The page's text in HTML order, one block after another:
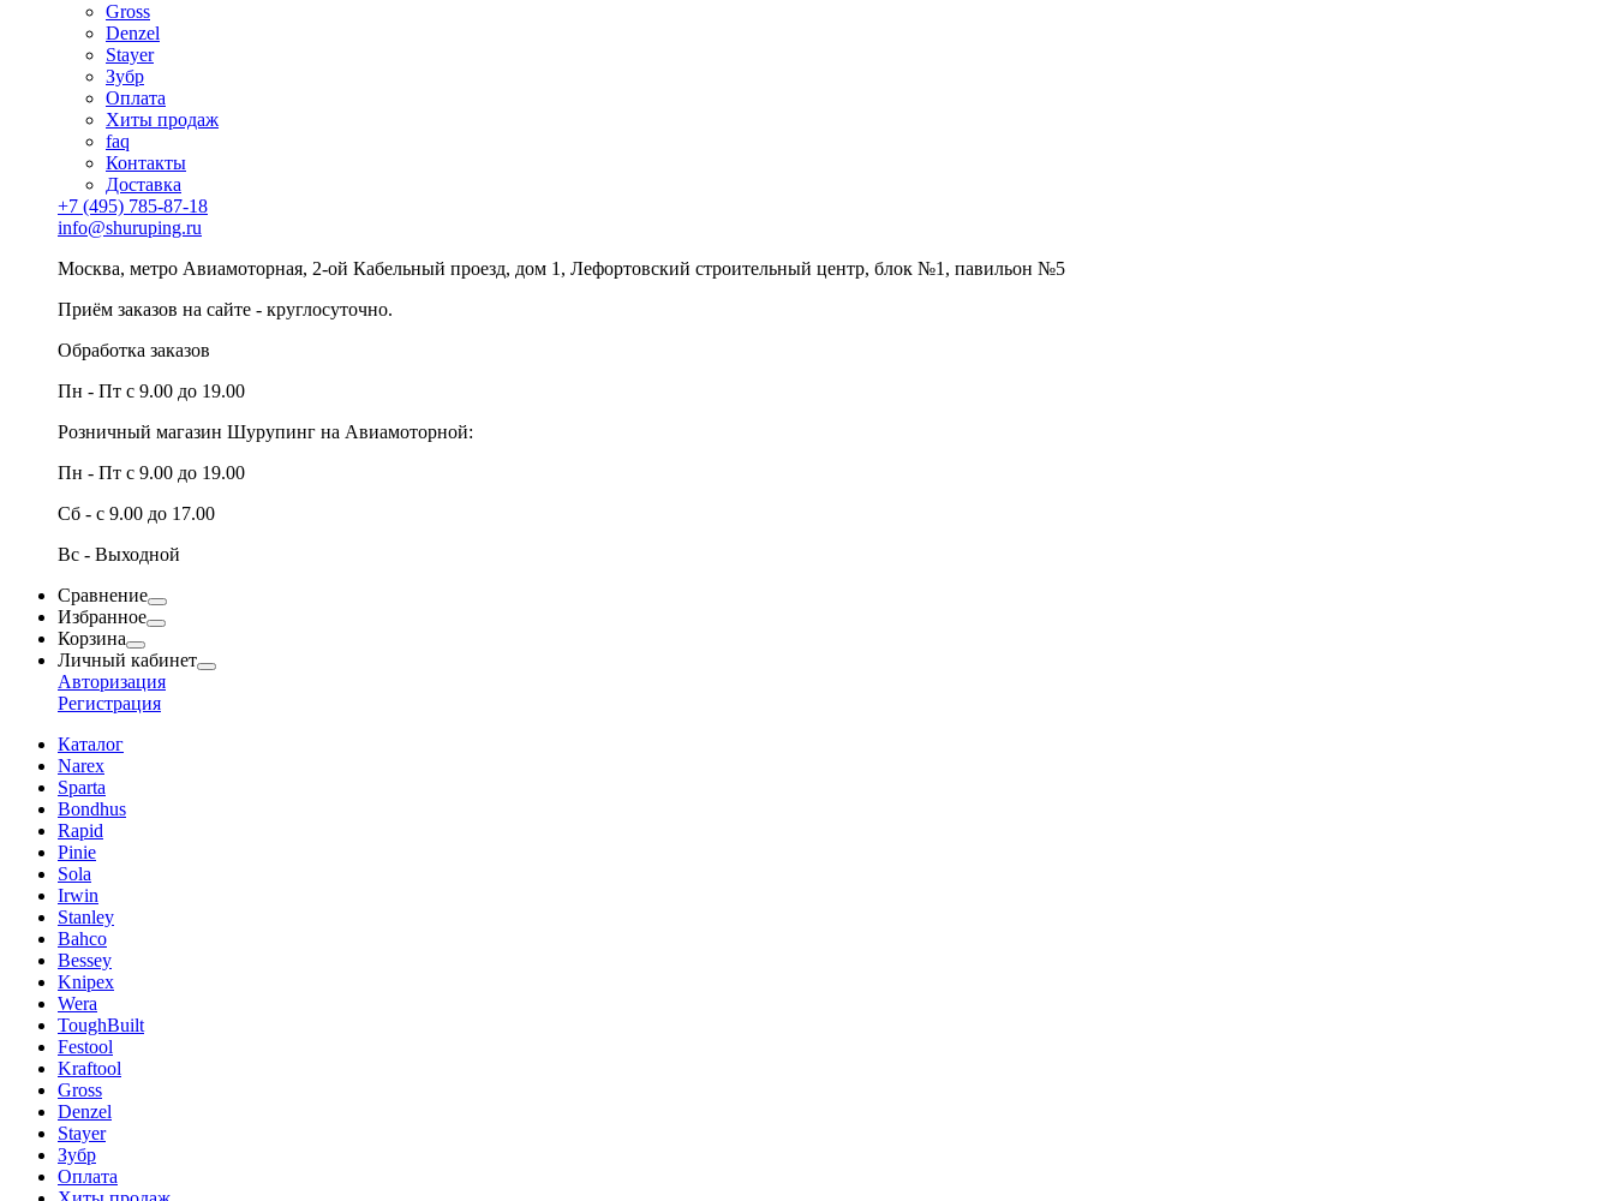
Gross
Denzel
Stayer
Зубр
Оплата
Хиты продаж
faq
Контакты
Доставка
+7 (495) 785-87-18
info@shuruping.ru
Москва, метро Авиамоторная, 2-ой Кабельный проезд, дом 1, Лефортовский строительный центр, блок №1, павильон №5
Приём заказов на сайте - круглосуточно.
Обработка заказов
Пн - Пт с 9.00 до 19.00
Розничный магазин Шурупинг на Авиамоторной:
Пн - Пт с 9.00 до 19.00
Сб - с 9.00 до 17.00
Вс - Выходной
Сравнение
Избранное
Корзина
Личный кабинет
Авторизация
Регистрация
Каталог
Narex
Sparta
Bondhus
Rapid
Pinie
Sola
Irwin
Stanley
Bahco
Bessey
Knipex
Wera
ToughBuilt
Festool
Kraftool
Gross
Denzel
Stayer
Зубр
Оплата